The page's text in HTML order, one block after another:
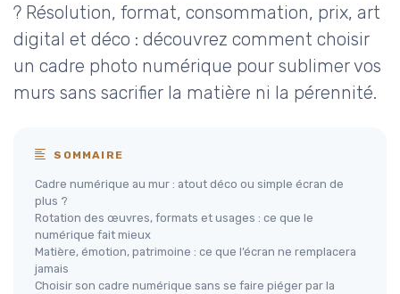
? Résolution, format, consommation, prix, art
digital et déco : découvrez comment choisir
un cadre photo numérique pour sublimer vos
murs sans sacrifier la matière ni la pérennité.
SOMMAIRE
Cadre numérique au mur : atout déco ou simple écran de
plus ?
Rotation des œuvres, formats et usages : ce que le
numérique fait mieux
Matière, émotion, patrimoine : ce que l’écran ne remplacera
jamais
Choisir son cadre numérique sans se faire piéger par la